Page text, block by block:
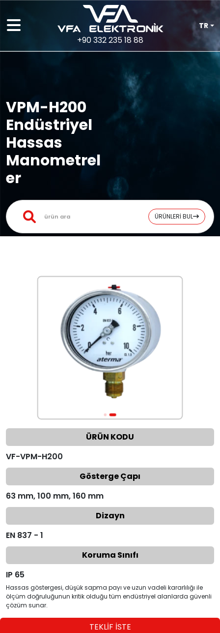
+90 332 235 18 88
TR
VPM-H200
Endüstriyel
Hassas
Manometrel
er
ÜRÜNLERİ BUL
ÜRÜN KODU
VF-VPM-H200
Gösterge Çapı
63 mm, 100 mm, 160 mm
Dizayn
EN 837 - 1
Koruma Sınıfı
IP 65
Hassas göstergesi, düşük sapma payı ve uzun vadeli kararlılığı ile
ölçüm doğruluğunun kritik olduğu tüm endüstriyel alanlarda güvenli
çözüm sunar.
TEKLİF İSTE